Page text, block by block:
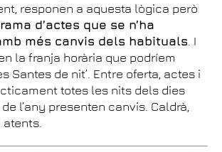
responen a aquesta lògica però
d’actes que se n’ha
més canvis dels habituals. I
la franja horària que podríem
Santes de nit’. Entre oferta, actes i
totes les nits dels dies
l’any presenten canvis. Caldrà,
atents.